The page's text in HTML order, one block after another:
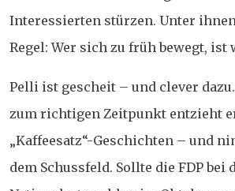
Interessierten stürzen. Unter
Regel: Wer sich zu früh bewegt, ist
Pelli ist gescheit – und clever
zum richtigen Zeitpunkt entzieht
„Kaffeesatz“-Geschichten – und
dem Schussfeld. Sollte die FDP bei